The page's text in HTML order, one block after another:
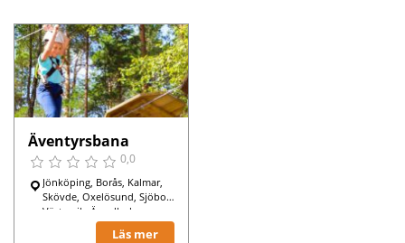
Äventyrsbana
0,0
Jönköping, Borås, Kalmar,
Skövde, Oxelösund, Sjöbo,
Västervik, Ängelholm,
Göteborg, Stockholm,
Läs mer